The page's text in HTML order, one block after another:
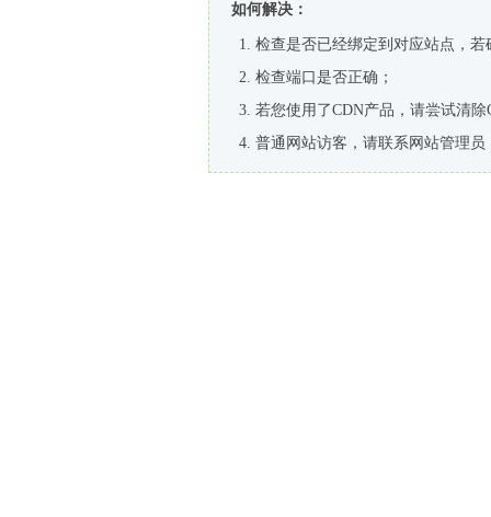
如何解决：
检查是否已经绑定到对应站点，
检查端口是否正确；
若您使用了CDN产品，请尝试清除
普通网站访客，请联系网站管理员